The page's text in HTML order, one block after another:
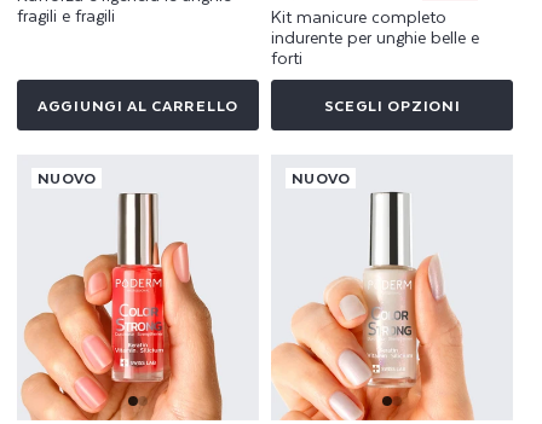
listino
fragili e fragili
AGGIUNGI AL CARRELLO
scontato
di
listino
Kit manicure completo
indurente per unghie belle e
forti
SCEGLI OPZIONI
NUOVO NUOVO